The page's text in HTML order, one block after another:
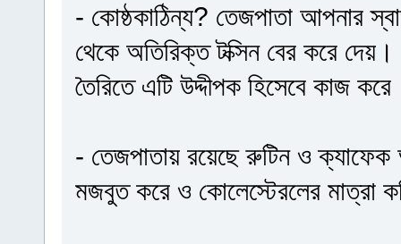
- কোষ্ঠকাঠিন্য? তেজপাতা আপনার
থেকে অতিরিক্ত টক্সিন বের করে
তৈরিতে এটি উদ্দীপক হিসেবে কাজ
- তেজপাতায় রয়েছে রুটিন ও ক্যাফেক
মজবুত করে ও কোলেস্টেরলের মাত্রা